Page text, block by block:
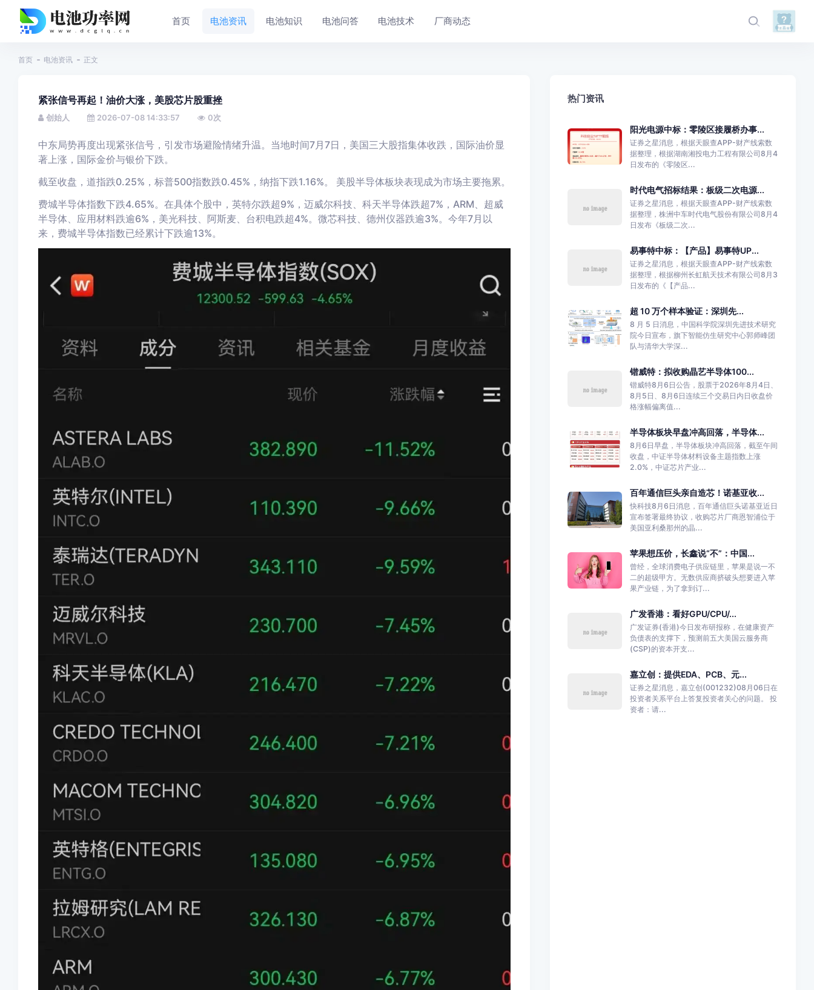
首页 电池资讯 电池知识 电池问答 电池技术 厂商动态
首页 电池资讯 正文
紧张信号再起！油价大涨，美股芯片股重挫
创始人 2026-07-08 14:33:57 0次
中东局势再度出现紧张信号，引发市场避险情绪升温。当地时间7月7日，美国三大股指集体收跌，国际油价显
著上涨，国际金价与银价下跌。
截至收盘，道指跌0.25%，标普500指数跌0.45%，纳指下跌1.16%。 美股半导体板块表现成为市场主要拖累。
费城半导体指数下跌4.65%。 在具体个股中，英特尔跌超9%，迈威尔科技、科天半导体跌超7%，ARM、超威
半导体、应用材料跌逾6%，美光科技、阿斯麦、台积电跌超4%。微芯科技、德州仪器跌逾3%。今年7月以
来，费城半导体指数已经累计下跌逾13%。
热门资讯
阳光电源中标：零陵区接履桥办事...
证券之星消息，根据天眼查APP-财产线索数
据整理，根据湖南湘投电力工程有限公司8月4
日发布的《零陵区...
时代电气招标结果：板级二次电源...
证券之星消息，根据天眼查APP-财产线索数
据整理，株洲中车时代电气股份有限公司8月4
日发布《板级二次...
易事特中标：【产品】易事特UP...
证券之星消息，根据天眼查APP-财产线索数
据整理，根据柳州长虹航天技术有限公司8月3
日发布的《【产品...
超 10 万个样本验证：深圳先...
8 月 5 日消息，中国科学院深圳先进技术研究
院今日宣布，旗下智能仿生研究中心郭师峰团
队与清华大学深...
锴威特：拟收购晶艺半导体100...
锴威特8月6日公告，股票于2026年8月4日、
8月5日、8月6日连续三个交易日内日收盘价
格涨幅偏离值...
半导体板块早盘冲高回落，半导体...
8月6日早盘，半导体板块冲高回落，截至午间
收盘，中证半导体材料设备主题指数上涨
2.0%，中证芯片产业...
百年通信巨头亲自造芯！诺基亚收...
快科技8月6日消息，百年通信巨头诺基亚近日
宣布签署最终协议，收购芯片厂商恩智浦位于
美国亚利桑那州的晶...
苹果想压价，长鑫说“不”：中国...
曾经，全球消费电子供应链里，苹果是说一不
二的超级甲方。无数供应商挤破头想要进入苹
果产业链，为了拿到订...
广发香港：看好GPU/CPU/...
广发证券(香港)今日发布研报称，在健康资产
负债表的支撑下，预测前五大美国云服务商
(CSP)的资本开支...
嘉立创：提供EDA、PCB、元...
证券之星消息，嘉立创(001232)08月06日在
投资者关系平台上答复投资者关心的问题。 投
资者：请...